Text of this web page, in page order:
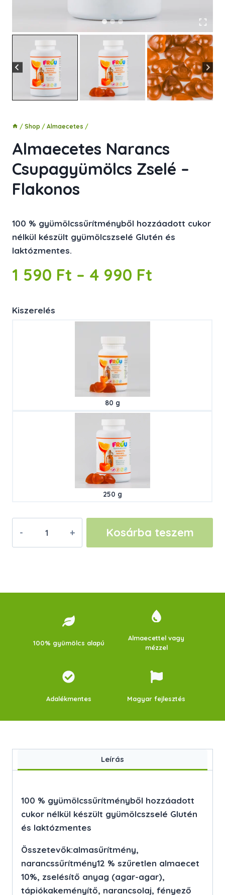
/ Shop / Almaecetes /
Almaecetes Narancs
Csupagyümölcs Zselé –
Flakonos
100 % gyümölcssűrítményből hozzáadott cukor
nélkül készült gyümölcszselé Glutén és
laktózmentes.
1 590 Ft – 4 990 Ft
Kiszerelés
80 g
250 g
Flakonos
Kosárba teszem
100% gyümölcs alapú
Almaecettel vagy
mézzel
Adalékmentes Magyar fejlesztés
Leírás
100 % gyümölcssűrítményből hozzáadott
cukor nélkül készült gyümölcszselé Glutén
és laktózmentes
Összetevők:almasűrítmény,
narancssűrítmény12 % szűretlen almaecet
10%, zselésítő anyag (agar-agar),
tápiókakeményítő, narancsolaj, fényező